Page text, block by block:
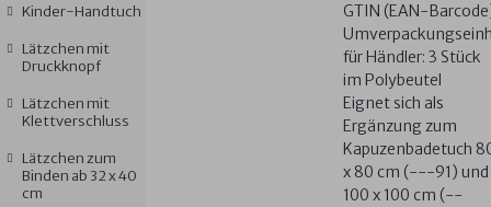
Kinder-Handtuch
Lätzchen mit
Druckknopf
Lätzchen mit
Klettverschluss
Lätzchen zum
Binden ab 32 x 40
cm
GTIN (EAN-
für Händler: 3 Stück
im Polybeutel
Eignet sich als
Ergänzung zum
Kapuzenbadetuch
x 80 cm (---91) und
100 x 100 cm (--